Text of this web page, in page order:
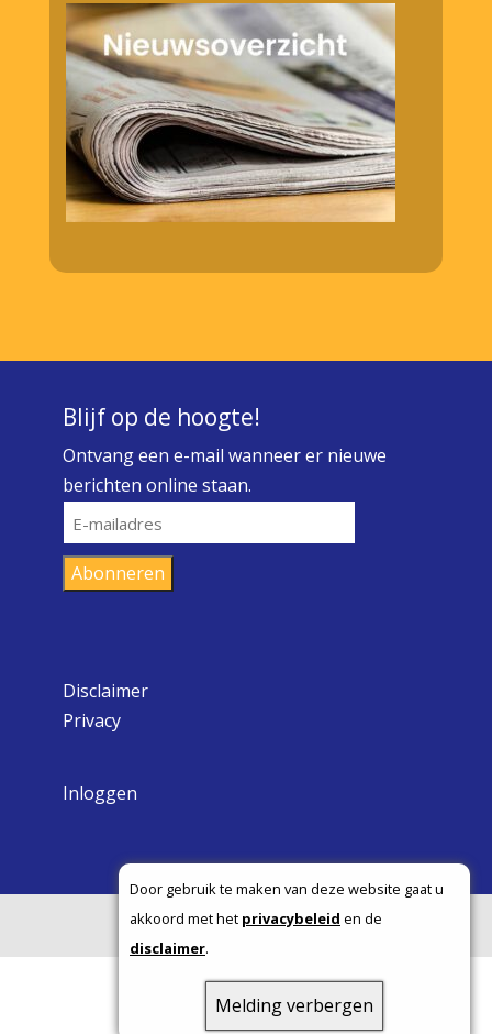
Door gebruik te maken van deze website gaat u
akkoord met het privacybeleid en de
disclaimer.
Melding verbergen
Blijf op de hoogte!
Ontvang een e-mail wanneer er nieuwe
berichten online staan.
E-
mailadres
Abonneren
Disclaimer
Privacy
Inloggen
Copyright ©